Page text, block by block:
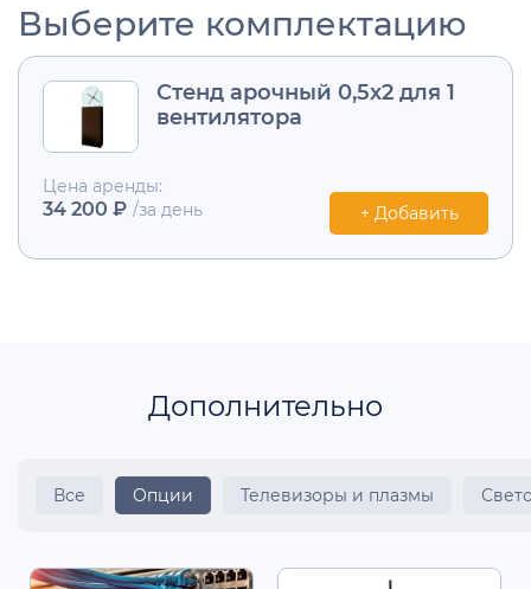
Выберите комплектацию
Стенд арочный 0,5х2 для 1
вентилятора
Цена аренды:
34 200 ₽ /за день + Добавить
Дополнительно
Все Опции Телевизоры и плазмы